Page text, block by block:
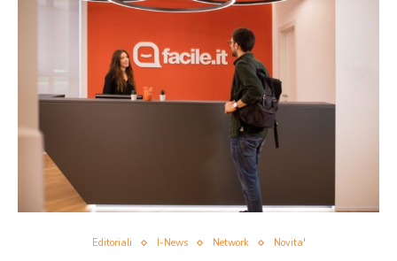
Editoriali I-News Network Novita'